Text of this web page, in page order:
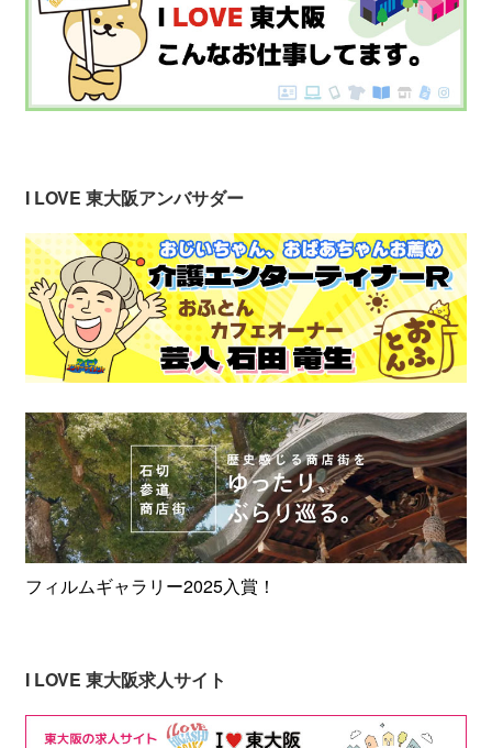
I LOVE 東大阪アンバサダー
フィルムギャラリー2025入賞！
I LOVE 東大阪求人サイト